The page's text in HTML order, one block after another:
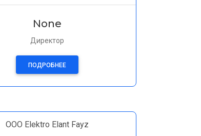
None
Директор
ПОДРОБНЕЕ
ООО Elektro Elant Fayz